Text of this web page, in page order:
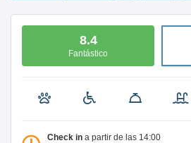
8.4
Fantástico
Check in a partir de las 14:00